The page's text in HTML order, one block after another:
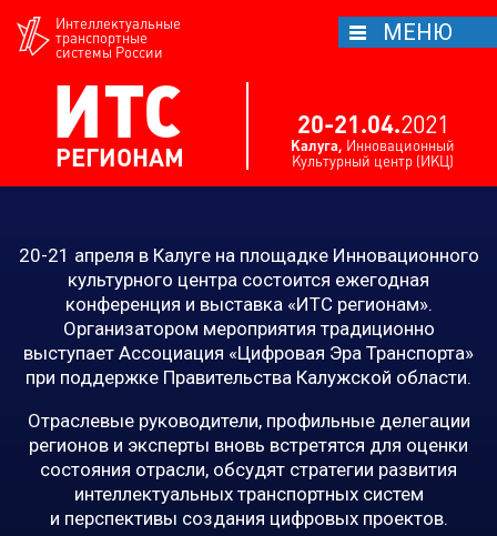
Интеллектуальные
транспортные
системы России
ИТС
РЕГИОНАМ
20-21.04.2021
Калуга, Инновационный
Культурный центр (ИКЦ)
МЕНЮ
20-21 апреля в Калуге на площадке Инновационного
культурного центра состоится ежегодная
конференция и выставка «ИТС регионам».
Организатором мероприятия традиционно
выступает Ассоциация «Цифровая Эра Транспорта»
при поддержке Правительства Калужской области.
Отраслевые руководители, профильные делегации
регионов и эксперты вновь встретятся для оценки
состояния отрасли, обсудят стратегии развития
интеллектуальных транспортных систем
и перспективы создания цифровых проектов.